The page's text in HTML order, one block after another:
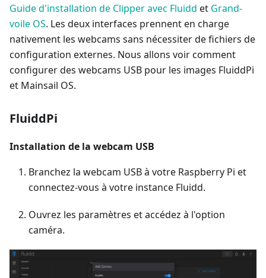
Guide d'installation de Clipper avec Fluidd et Grand-
voile OS. Les deux interfaces prennent en charge
nativement les webcams sans nécessiter de fichiers de
configuration externes. Nous allons voir comment
configurer des webcams USB pour les images FluiddPi
et Mainsail OS.
FluiddPi
Installation de la webcam USB
Branchez la webcam USB à votre Raspberry Pi et
connectez-vous à votre instance Fluidd.
Ouvrez les paramètres et accédez à l'option
caméra.